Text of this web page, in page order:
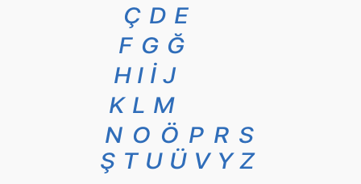
Ç D E
F G Ğ
H I İ J
K L M
N O Ö P R S
Ş T U Ü V Y Z